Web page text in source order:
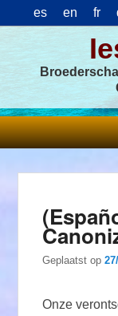
es en fr
Geplaatst op
Onze